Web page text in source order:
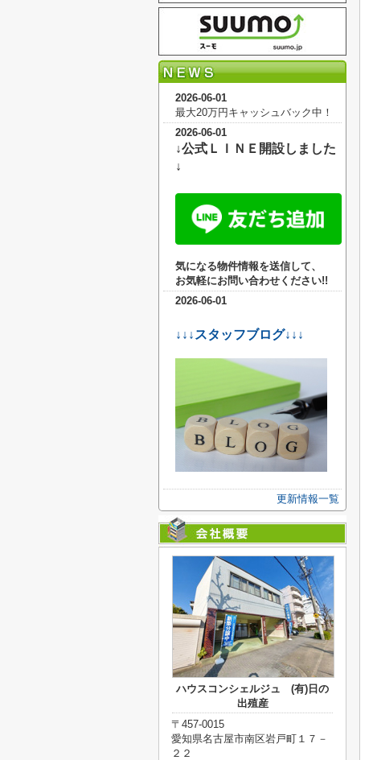
2026-06-01
最大20万円キャッシュバック中！
2026-06-01
↓公式ＬＩＮＥ開設しました
↓
気になる物件情報を送信して、
お気軽にお問い合わせください!!
2026-06-01
↓↓↓スタッフブログ↓↓↓
更新情報一覧
ハウスコンシェルジュ (有)日の
出殖産
〒457-0015
愛知県名古屋市南区岩戸町１７－
２２